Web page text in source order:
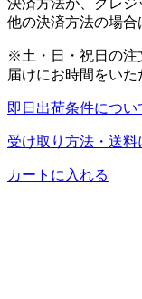
他の決済方法の場合
※土・日・祝日の注
届けにお時間をいた
即日出荷条件につい
受け取り方法・送料
カートに入れる